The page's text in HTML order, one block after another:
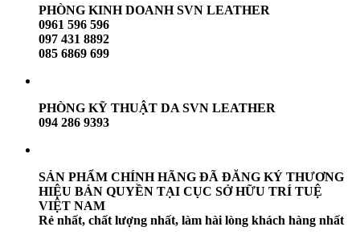
PHÒNG KINH DOANH SVN LEATHER
0961 596 596
097 431 8892
085 6869 699
PHÒNG KỸ THUẬT DA SVN LEATHER
094 286 9393
SẢN PHẨM CHÍNH HÃNG ĐÃ ĐĂNG KÝ THƯƠNG
HIỆU BẢN QUYỀN TẠI CỤC SỞ HỮU TRÍ TUỆ
VIỆT NAM
Rẻ nhất, chất lượng nhất, làm hài lòng khách hàng nhất